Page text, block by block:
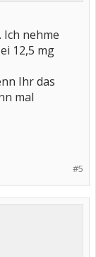
Ich nehme
12,5 mg
Ihr das
mal
#5